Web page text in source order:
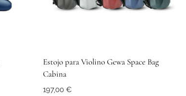
Estojo para Violino Gewa Space Bag
Cabina
197,00 €